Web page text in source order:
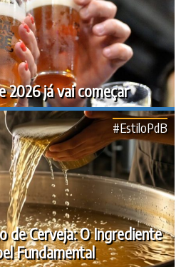
2026 já vai começar
de Cerveja: O Ingrediente
Fundamental
#EstiloPdB